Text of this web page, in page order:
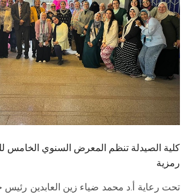
كلية الصيدلة تنظم المعرض السنوي الخامس
رمزية
تحت رعاية أ.د محمد ضياء زين العابدين